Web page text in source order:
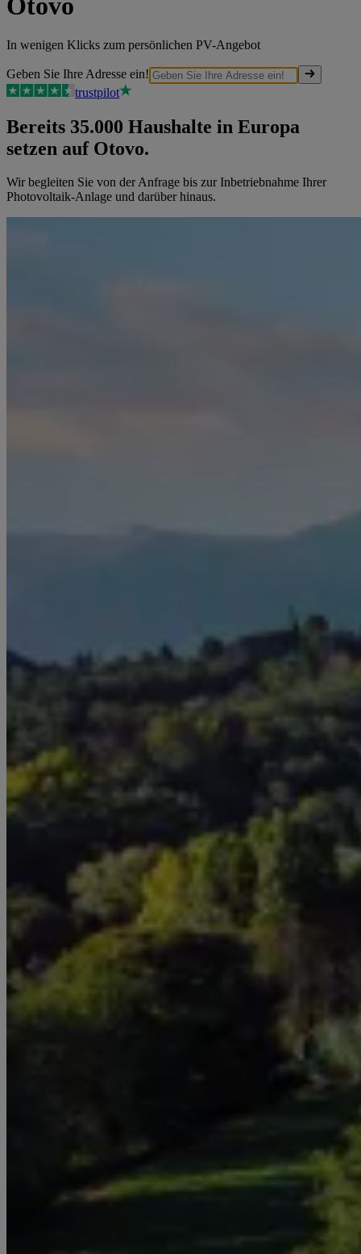
In wenigen Klicks zum persönlichen PV-Angebot
Geben Sie Ihre Adresse ein!
trustpilot
Bereits 35.000 Haushalte in Europa
setzen auf Otovo.
Wir begleiten Sie von der Anfrage bis zur Inbetriebnahme Ihrer
Photovoltaik-Anlage und darüber hinaus.